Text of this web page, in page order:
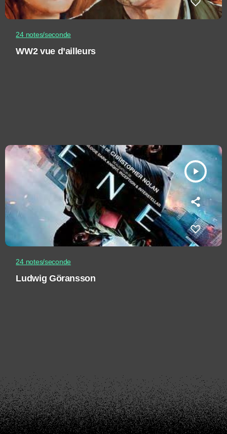
24 notes/seconde
WW2 vue d’ailleurs
play_arrow
24 notes/seconde
Ludwig Göransson